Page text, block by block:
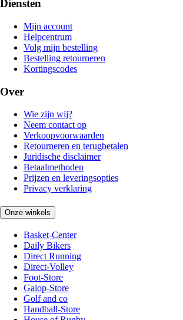
Diensten
Mijn account
Helpcentrum
Volg mijn bestelling
Bestelling retourneren
Kortingscodes
Over
Wie zijn wij?
Neem contact op
Verkoopvoorwaarden
Retourneren en terugbetalen
Juridische disclaimer
Betaalmethoden
Prijzen en leveringsopties
Privacy verklaring
Onze winkels
Basket-Center
Daily Bikers
Direct Running
Direct-Volley
Foot-Store
Galop-Store
Golf and co
Handball-Store